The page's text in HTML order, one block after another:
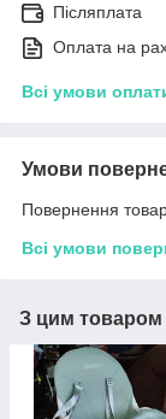
Післяплата
Оплата на
Всі умови
Умови
Повернення
Всі умови
З цим товаром